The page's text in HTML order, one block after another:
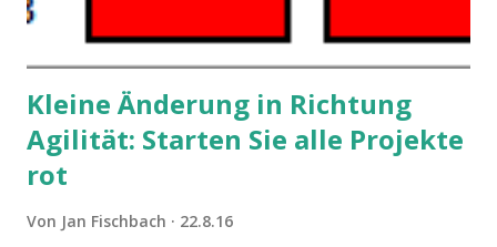
Kleine Änderung in Richtung
Agilität: Starten Sie alle Projekte
rot
Von Jan Fischbach 22.8.16